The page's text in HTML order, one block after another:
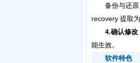
备份与还原：
recovery 提取
4.确认修改
能生效。
软件特色